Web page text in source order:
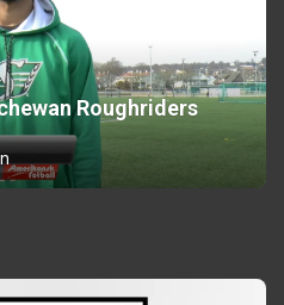
Roughriders